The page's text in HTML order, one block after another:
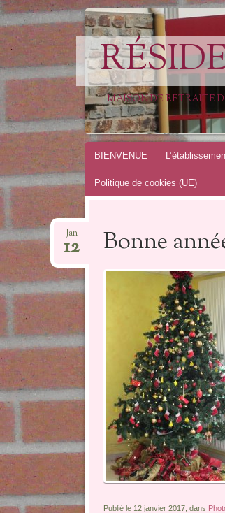
MAISON DE RETRAITE
Aller
contenu
BIENVENUE
Politique de cookies (UE)
Bonne
Jan
12
Publié le 12 janvier 2017, dans